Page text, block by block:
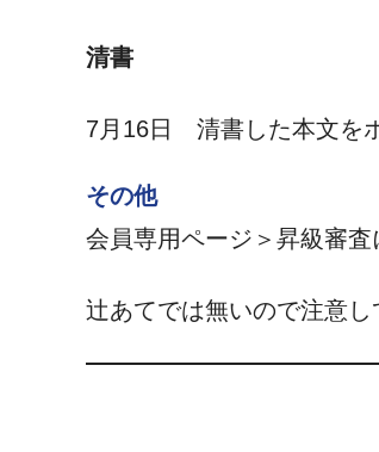
清書
7月16日 清書した本文を
その他
会員専用ページ＞昇級審
辻あてでは無いので注意し